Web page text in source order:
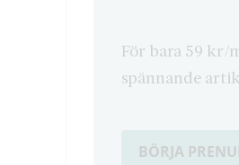
För bara 59 kr/
spännande
BÖRJA